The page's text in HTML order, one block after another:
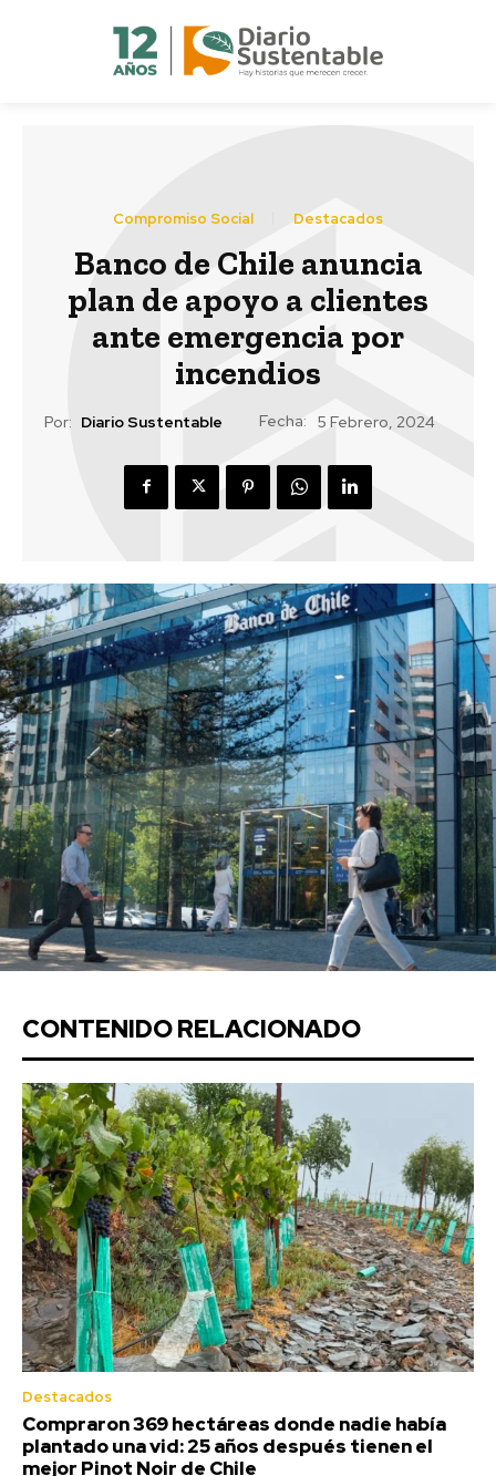
Compromiso Social Destacados
Banco de Chile anuncia
plan de apoyo a clientes
ante emergencia por
incendios
Por: Diario Sustentable Fecha: 5 Febrero, 2024
CONTENIDO RELACIONADO
Destacados
Compraron 369 hectáreas donde nadie había
plantado una vid: 25 años después tienen el
mejor Pinot Noir de Chile